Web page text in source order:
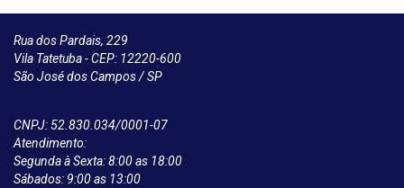
Rua dos Pardais, 229
Vila Tatetuba - CEP: 12220-600
São José dos Campos / SP
CNPJ: 52.830.034/0001-07
Atendimento:
Segunda à Sexta: 8:00 as 18:00
Sábados: 9:00 as 13:00